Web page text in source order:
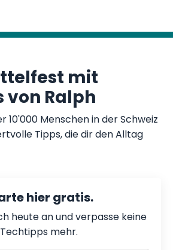
mit
von Ralph
10'000 Menschen in der Schweiz
Tipps, die dir den Alltag
hier gratis.
heute an und verpasse keine
Techtipps mehr.